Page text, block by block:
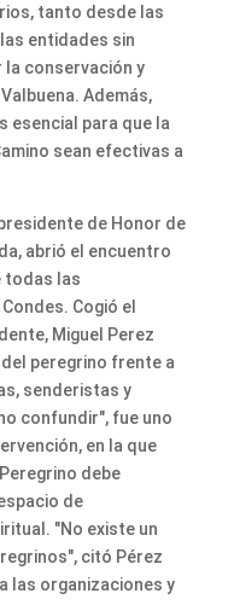
tanto desde las
entidades sin
la conservación y
Además,
esencial para que la
sean efectivas a
de Honor de
abrió el encuentro
todas las
Cogió el
Miguel Perez
peregrino frente a
senderistas y
confundir", fue uno
en la que
debe
de
"No existe un
citó Pérez
las organizaciones y